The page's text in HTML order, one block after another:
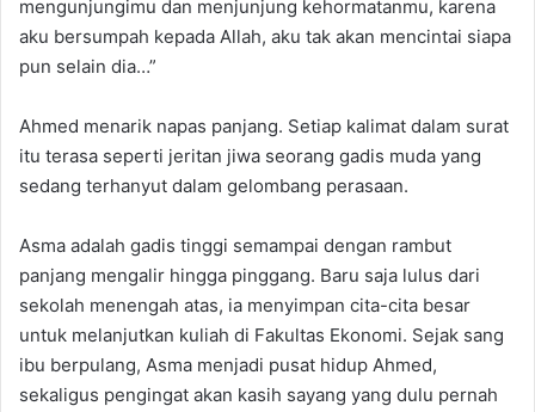
mengunjungimu dan menjunjung kehormatanmu, karena
aku bersumpah kepada Allah, aku tak akan mencintai siapa
pun selain dia…”
Ahmed menarik napas panjang. Setiap kalimat dalam surat
itu terasa seperti jeritan jiwa seorang gadis muda yang
sedang terhanyut dalam gelombang perasaan.
Asma adalah gadis tinggi semampai dengan rambut
panjang mengalir hingga pinggang. Baru saja lulus dari
sekolah menengah atas, ia menyimpan cita-cita besar
untuk melanjutkan kuliah di Fakultas Ekonomi. Sejak sang
ibu berpulang, Asma menjadi pusat hidup Ahmed,
sekaligus pengingat akan kasih sayang yang dulu pernah